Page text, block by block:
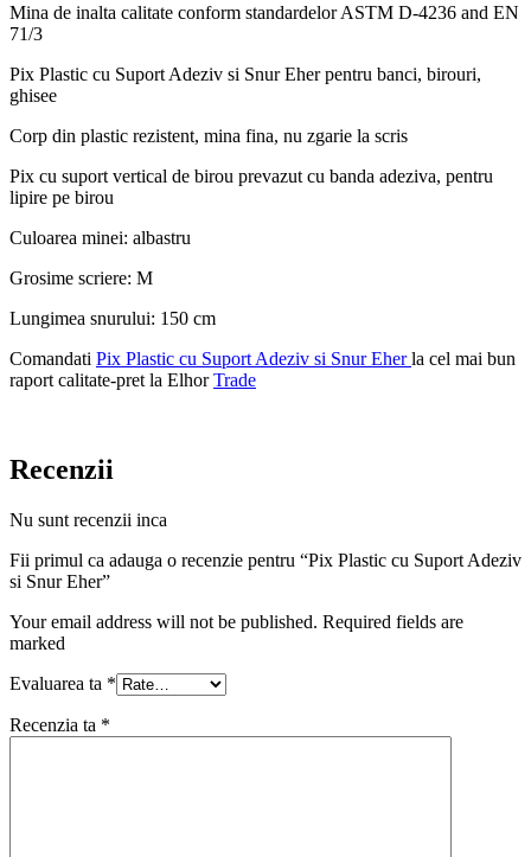
Mina de inalta calitate conform standardelor ASTM D-4236 and EN
71/3
Pix Plastic cu Suport Adeziv si Snur Eher pentru banci, birouri,
ghisee
Corp din plastic rezistent, mina fina, nu zgarie la scris
Pix cu suport vertical de birou prevazut cu banda adeziva, pentru
lipire pe birou
Culoarea minei: albastru
Grosime scriere: M
Lungimea snurului: 150 cm
Comandati Pix Plastic cu Suport Adeziv si Snur Eherla cel mai bun
raport calitate-pret la ElhorTrade
Recenzii
Nu sunt recenzii inca
Fii primul ca adauga o recenzie pentru “Pix Plastic cu Suport Adeziv
si Snur Eher”
Your email address will not be published. Required fields are
marked
Evaluarea ta *
Recenzia ta *